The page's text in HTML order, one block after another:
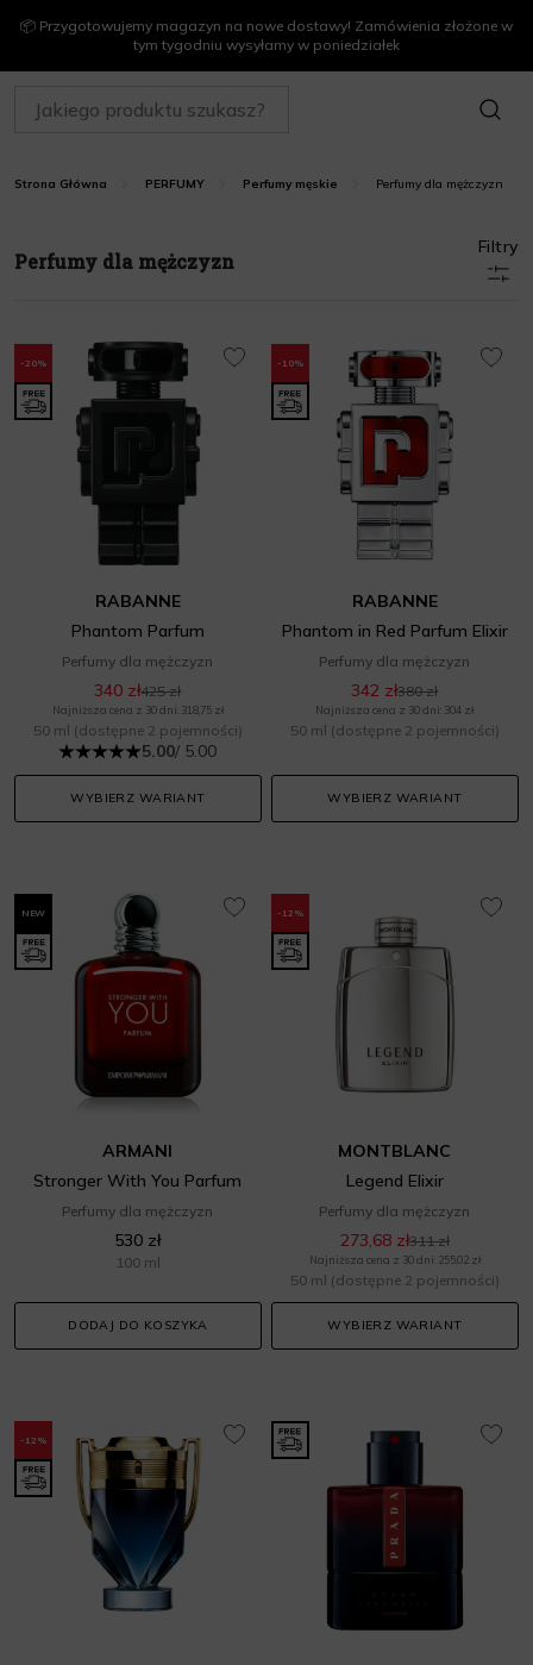
📦 Przygotowujemy magazyn na nowe dostawy! Zamówienia złożone w
tym tygodniu wysyłamy w poniedziałek
SZUKAJ
Strona Główna PERFUMY Perfumy męskie Perfumy dla mężczyzn
Perfumy dla mężczyzn
Filtry
-20%
RABANNE
Phantom Parfum
Perfumy dla mężczyzn
340 zł425 zł
Najniższa cena z 30 dni: 318,75 zł
50 ml (dostępne 2 pojemności)
5.00/ 5.00
WYBIERZ WARIANT
-10%
RABANNE
Phantom in Red Parfum Elixir
Perfumy dla mężczyzn
342 zł380 zł
Najniższa cena z 30 dni: 304 zł
50 ml (dostępne 2 pojemności)
WYBIERZ WARIANT
NEW
ARMANI
Stronger With You Parfum
Perfumy dla mężczyzn
530 zł
100 ml
DODAJ DO KOSZYKA
-12%
MONTBLANC
Legend Elixir
Perfumy dla mężczyzn
273,68 zł311 zł
Najniższa cena z 30 dni: 255,02 zł
50 ml (dostępne 2 pojemności)
WYBIERZ WARIANT
-12%